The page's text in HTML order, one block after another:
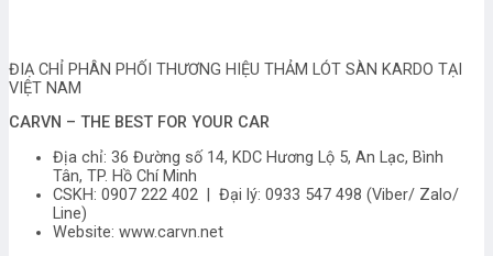
ĐIẠ CHỈ PHÂN PHỐI THƯƠNG HIỆU THẢM LÓT SÀN KARDO TẠI
VIỆT NAM
CARVN – THE BEST FOR YOUR CAR
Địa chỉ: 36 Đường số 14, KDC Hương Lộ 5, An Lạc, Bình
Tân, TP. Hồ Chí Minh
CSKH: 0907 222 402 | Đại lý: 0933 547 498 (Viber/ Zalo/
Line)
Website: www.carvn.net